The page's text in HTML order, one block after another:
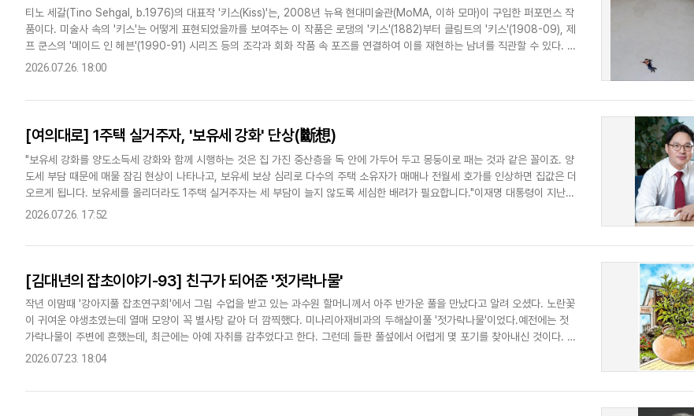
티노 세갈(Tino Sehgal, b.1976)의 대표작 '키스(Kiss)'는, 2008년 뉴욕 현대미술관(MoMA, 이하 모마)이 구입한 퍼포먼스 작
품이다. 미술사 속의 '키스'는 어떻게 표현되었을까를 보여주는 이 작품은 로댕의 '키스'(1882)부터 클림트의 '키스'(1908-09), 제
프 쿤스의 '메이드 인 헤븐'(1990-91) 시리즈 등의 조각과 회화 작품 속 포즈를 연결하여 이를 재현하는 남녀를 직관할 수 있다. 한
시간 이상 계속되..
2026.07.26. 18:00
[여의대로] 1주택 실거주자, '보유세 강화' 단상(斷想)
"보유세 강화를 양도소득세 강화와 함께 시행하는 것은 집 가진 중산층을 독 안에 가두어 두고 몽둥이로 패는 것과 같은 꼴이죠. 양
도세 부담 때문에 매물 잠김 현상이 나타나고, 보유세 보상 심리로 다수의 주택 소유자가 매매나 전월세 호가를 인상하면 집값은 더
오르게 됩니다. 보유세를 올리더라도 1주택 실거주자는 세 부담이 늘지 않도록 세심한 배려가 필요합니다."이재명 대통령이 지난
23일 부동산정책 대토론회에서 보유세 강화방침을 공개적으로 피력하..
2026.07.26. 17:52
[김대년의 잡초이야기-93] 친구가 되어준 '젓가락나물'
작년 이맘때 '강아지풀 잡초연구회'에서 그림 수업을 받고 있는 과수원 할머니께서 아주 반가운 풀을 만났다고 알려 오셨다. 노란꽃
이 귀여운 야생초였는데 열매 모양이 꼭 별사탕 같아 더 깜찍했다. 미나리아재비과의 두해살이풀 '젓가락나물'이었다.예전에는 젓
가락나물이 주변에 흔했는데, 최근에는 아예 자취를 감추었다고 한다. 그런데 들판 풀섶에서 어렵게 몇 포기를 찾아내신 것이다. 우
리 야생초가 모두 그러하듯이 젓가락나물도 먹거리로 한몫했다. 다만 독성..
2026.07.23. 18:04